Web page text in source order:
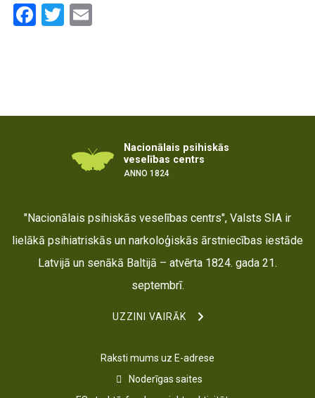
Facebook
Twitter
Nacionālais psihiskās
veselības centrs
ANNO 1824
"Nacionālais psihiskās veselības centrs", Valsts SIA ir
lielākā psihiatriskās un narkoloģiskās ārstniecības iestāde
Latvijā un senākā Baltijā – atvērta 1824. gada 21.
septembrī.
UZZINI VAIRĀK
Raksti mums uz E-adrese
Noderīgas saites